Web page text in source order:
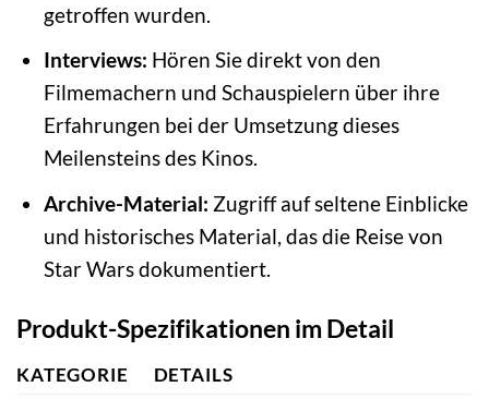
getroffen wurden.
Interviews: Hören Sie direkt von den
Filmemachern und Schauspielern über ihre
Erfahrungen bei der Umsetzung dieses
Meilensteins des Kinos.
Archive-Material: Zugriff auf seltene Einblicke
und historisches Material, das die Reise von
Star Wars dokumentiert.
Produkt-Spezifikationen im Detail
KATEGORIE DETAILS